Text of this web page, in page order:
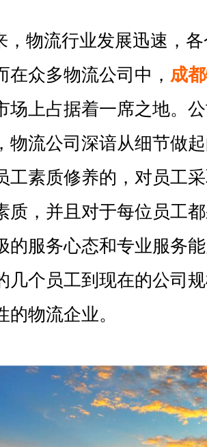
物流行业发展迅速，各
在众多物流公司中， 成
场上占据着一席之地。
物流公司深谙从细节做
工素质修养的，对员工
质，并且对于每位员工
的服务心态和专业服务
几个员工到现在的公司
的物流企业。